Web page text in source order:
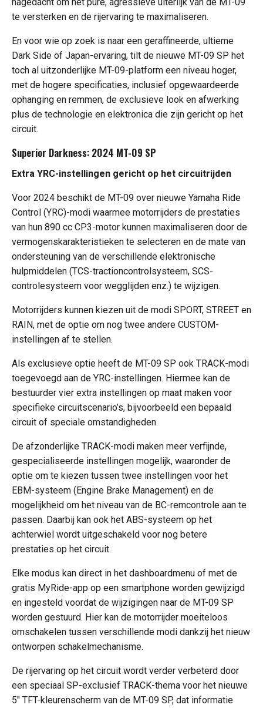
nagedacht om het pure, agressieve uiterlijk van de MT-09
te versterken en de rijervaring te maximaliseren.
En voor wie op zoek is naar een geraffineerde, ultieme
Dark Side of Japan-ervaring, tilt de nieuwe MT-09 SP het
toch al uitzonderlijke MT-09-platform een niveau hoger,
met de hogere specificaties, inclusief opgewaardeerde
ophanging en remmen, de exclusieve look en afwerking
plus de technologie en elektronica die zijn gericht op het
circuit.
Superior Darkness: 2024 MT-09 SP
Extra YRC-instellingen gericht op het circuitrijden
Voor 2024 beschikt de MT-09 over nieuwe Yamaha Ride
Control (YRC)-modi waarmee motorrijders de prestaties
van hun 890 cc CP3-motor kunnen maximaliseren door de
vermogenskarakteristieken te selecteren en de mate van
ondersteuning van de verschillende elektronische
hulpmiddelen (TCS-tractioncontrolsysteem, SCS-
controlesysteem voor wegglijden enz.) te wijzigen.
Motorrijders kunnen kiezen uit de modi SPORT, STREET en
RAIN, met de optie om nog twee andere CUSTOM-
instellingen af te stellen.
Als exclusieve optie heeft de MT-09 SP ook TRACK-modi
toegevoegd aan de YRC-instellingen. Hiermee kan de
bestuurder vier extra instellingen op maat maken voor
specifieke circuitscenario’s, bijvoorbeeld een bepaald
circuit of speciale omstandigheden.
De afzonderlijke TRACK-modi maken meer verfijnde,
gespecialiseerde instellingen mogelijk, waaronder de
optie om te kiezen tussen twee instellingen voor het
EBM-systeem (Engine Brake Management) en de
mogelijkheid om het niveau van de BC-remcontrole aan te
passen. Daarbij kan ook het ABS-systeem op het
achterwiel wordt uitgeschakeld voor nog betere
prestaties op het circuit.
Elke modus kan direct in het dashboardmenu of met de
gratis MyRide-app op een smartphone worden gewijzigd
en ingesteld voordat de wijzigingen naar de MT-09 SP
worden gestuurd. Hier kan de motorrijder moeiteloos
omschakelen tussen verschillende modi dankzij het nieuw
ontworpen schakelmechanisme.
De rijervaring op het circuit wordt verder verbeterd door
een speciaal SP-exclusief TRACK-thema voor het nieuwe
5″ TFT-kleurenscherm van de MT-09 SP, dat informatie